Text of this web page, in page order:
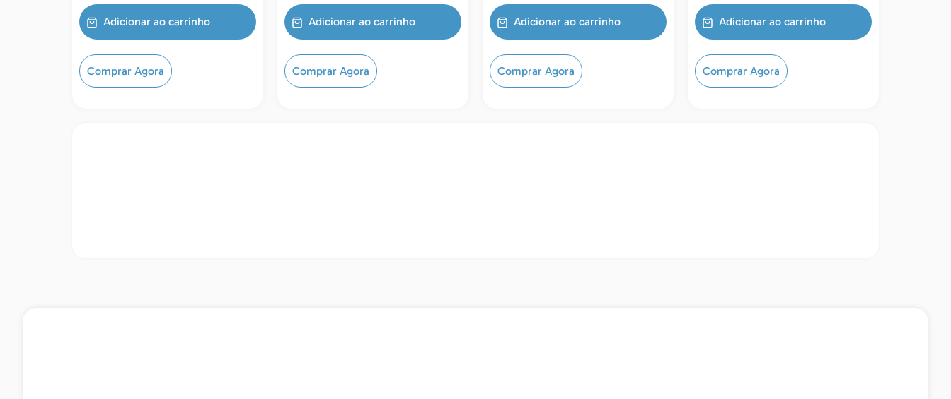
Adicionar ao carrinho
Comprar Agora
Adicionar ao carrinho
Comprar Agora
Adicionar ao carrinho
Comprar Agora
Adicionar ao carrinho
Comprar Agora